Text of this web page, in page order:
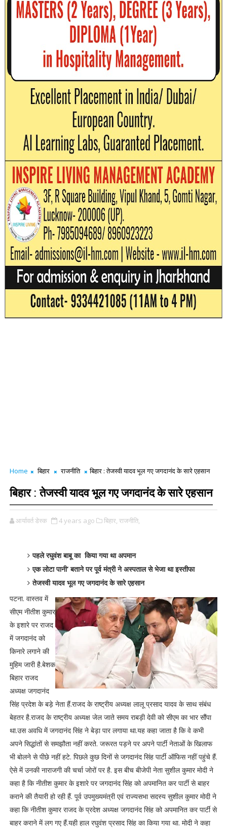
Home बिहार राजनीति बिहार : तेजस्वी यादव भूल गए जगदानंद के सारे एहसान
बिहार : तेजस्वी यादव भूल गए जगदानंद के सारे एहसान
आर्यावर्त डेस्क 4 years ago बिहार, राजनीति,
पहले रघुवंश बाबू का किया गया था अपमान
एक लोटा पानी‘ बताने पर पूर्व मंत्री ने अस्पताल से भेजा था इस्तीफा
तेजस्वी यादव भूल गए जगदानंद के सारे एहसान
पटना. वास्तव में
सीएम नीतीश कुमार
के इशारे पर राजद
में जगदानंद को
किनारे लगाने की
मुहिम जारी है.बेशक
बिहार राजद
अध्यक्ष जगदानंद
सिंह प्रदेश के बड़े नेता हैं.राजद के राष्ट्रीय अध्यक्ष लालू प्रसाद यादव के साथ संबंध
बेहतर है.राजद के राष्ट्रीय अध्यक्ष जेल जाते समय राबड़ी देवी को सीएम का भार सौंपा
था.उस अवधि में जगदानंद सिंह ने बेड़ा पार लगाया था.यह कहा जाता है कि वे कभी
अपने सिद्धांतों से समझौता नहीं करते. जरूरत पड़ने पर अपने पार्टी नेताओं के खिलाफ
भी बोलने से पीछे नहीं हटे. पिछले कुछ दिनों से जगदानंद सिंह पार्टी ऑफिस नहीं पहुंचे हैं.
ऐसे में उनकी नाराजगी की चर्चा जोरों पर है. इस बीच बीजेपी नेता सुशील कुमार मोदी ने
कहा है कि नीतीश कुमार के इशारे पर जगदानंद सिंह को अपमानित कर पार्टी से बाहर
कराने की तैयारी हो रही हैं. पूर्व उपमुख्यमंत्री एवं राज्यसभा सदस्य सुशील कुमार मोदी ने
कहा कि नीतीश कुमार राजद के प्रदेश अध्यक्ष जगदानंद सिंह को अपमानित कर पार्टी से
बाहर कराने में लग गए हैं.यही हाल रघुवंश प्रसाद सिंह का किया गया था. मोदी ने कहा